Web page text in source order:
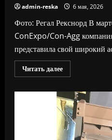
admin-reska 6 мая, 2026
Фото: Регал Рекснорд В
ConExpo/Con-Agg
представила свой широкий
Читать далееПрочитать
больше
Rexnord:
решения
для
строительной
отрасли